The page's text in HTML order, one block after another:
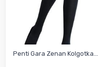
Penti Gara Zenan Kolgotka...